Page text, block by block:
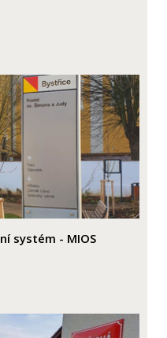
systém - MIOS